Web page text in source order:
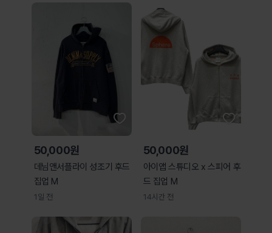
50,000원
데님앤서플라이 성조기 후드
집업 M
1일 전
50,000원
아이앱 스튜디오 x 스피어 후
드 집업 M
14시간 전